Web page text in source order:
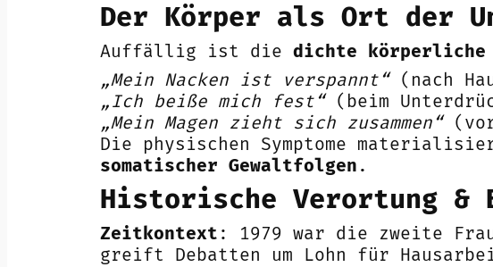
Der Körper als Ort der
Auffällig ist die dichte körperliche
„Mein Nacken ist verspannt“(nach
„Ich beiße mich fest“(beim
„Mein Magen zieht sich zusammen“
Die physischen Symptome
somatischer Gewaltfolgen .
Historische Verortung &
Zeitkontext : 1979 war die zweite
greift Debatten um Lohn für